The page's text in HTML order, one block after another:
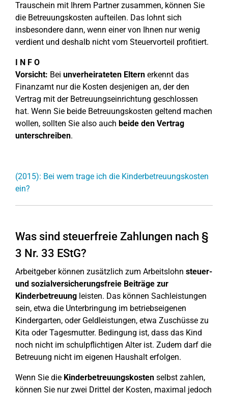
Trauschein mit Ihrem Partner zusammen, können Sie
die Betreuungskosten aufteilen. Das lohnt sich
insbesondere dann, wenn einer von Ihnen nur wenig
verdient und deshalb nicht vom Steuervorteil profitiert.
I N F O
Vorsicht: Bei unverheirateten Eltern erkennt das
Finanzamt nur die Kosten desjenigen an, der den
Vertrag mit der Betreuungseinrichtung geschlossen
hat. Wenn Sie beide Betreuungskosten geltend machen
wollen, sollten Sie also auch beide den Vertrag
unterschreiben.
(2015): Bei wem trage ich die Kinderbetreuungskosten
ein?
Was sind steuerfreie Zahlungen nach §
3 Nr. 33 EStG?
Arbeitgeber können zusätzlich zum Arbeitslohn steuer-
und sozialversicherungsfreie Beiträge zur
Kinderbetreuung leisten. Das können Sachleistungen
sein, etwa die Unterbringung im betriebseigenen
Kindergarten, oder Geldleistungen, etwa Zuschüsse zu
Kita oder Tagesmutter. Bedingung ist, dass das Kind
noch nicht im schulpflichtigen Alter ist. Zudem darf die
Betreuung nicht im eigenen Haushalt erfolgen.
Wenn Sie die Kinderbetreuungskosten selbst zahlen,
können Sie nur zwei Drittel der Kosten, maximal jedoch